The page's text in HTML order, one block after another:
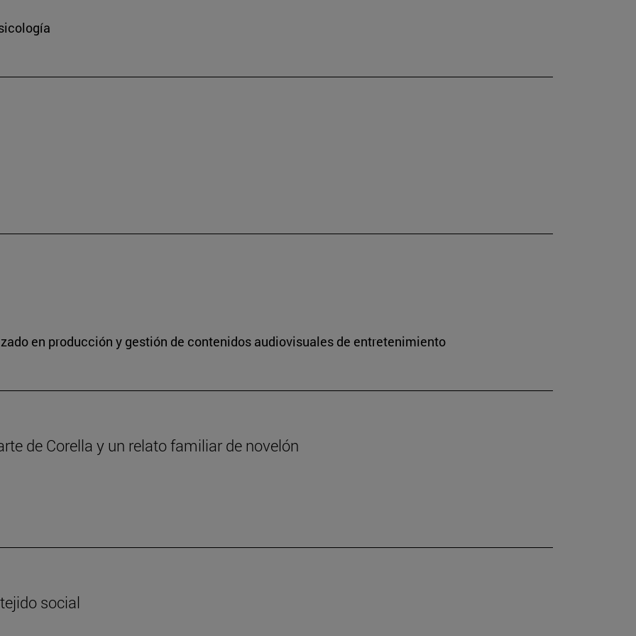
en producción y gestión de contenidos audiovisuales de entretenimiento
de Corella y un relato familiar de novelón
social